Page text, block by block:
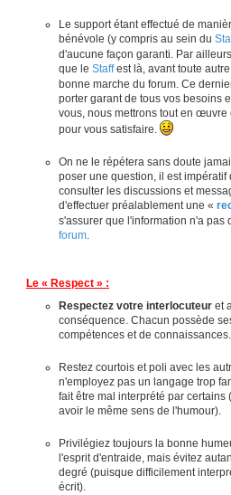
Le support étant effectué de
bénévole (y compris au sein du
d'aucune façon garanti. Par
que le Staffest là, avant toute
bonne marche du forum. Ce
porter garant de tous vos besoins
vous, nous mettrons tout en œuvre
pour vous satisfaire.
On ne le répétera sans doute
poser une question, il est impératif
consulter les discussions et
d'effectuer préalablement une «
s'assurer que l'information n'a pas
forum
Le « Respect » :
Respectez votre interlocuteur et
conséquence. Chacun possède
compétences et de connaissances.
Restez courtois et poli avec les
n'employez pas un langage trop
fait être mal interprété par certains
avoir le même sens de l'humour).
Privilégiez toujours la bonne
l'esprit d'entraide, mais évitez
degré (puisque difficilement
écrit).